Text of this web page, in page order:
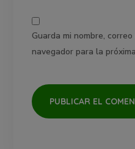
Guarda mi nombre,
navegador para la